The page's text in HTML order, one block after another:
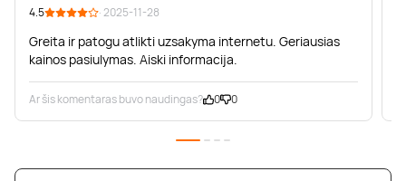
4.5 · 2025-11-28
Greita ir patogu atlikti uzsakyma internetu. Geriausias
kainos pasiulymas. Aiski informacija.
Ar šis komentaras buvo naudingas? 0 0